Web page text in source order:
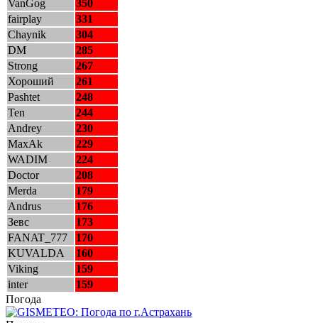
VanGog
350
fairplay
331
Chaynik
304
DM
285
Strong
267
Хороший
261
Pashtet
248
Ten
244
Andrey
230
MaxAk
229
WADIM
224
Doctor
208
Merda
179
Andrus
176
Зевс
173
FANAT_777
170
KUVALDA
160
Viking
159
inter
159
Погода